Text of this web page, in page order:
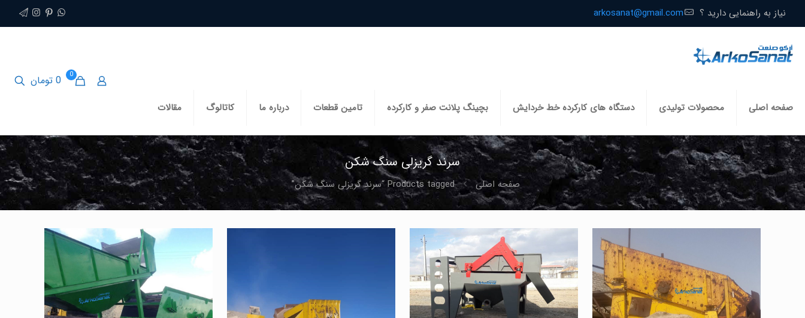
نیاز به راهنمایی دارید ؟ arkosanat@gmail.com
صفحه اصلی محصولات تولیدی دستگاه های کارکرده خط خردایش بچینگ پلانت صفر و کارکرده تامین قطعات درباره ما کاتالوگ مقالات
0 0 تومان
سرند گریزلی سنگ شکن
صفحه اصلی Products tagged “سرند گریزلی سنگ شکن”